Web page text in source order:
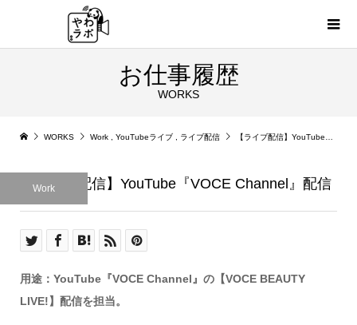
お仕事履歴
WORKS
WORKS Work YouTubeライブ ライブ配信 【ライブ配信】YouTube『VOCE Channel』配信
Work
【ライブ配信】YouTube『VOCE Channel』配信
用途：YouTube『VOCE Channel』の【VOCE BEAUTY
LIVE!】 配信を担当。